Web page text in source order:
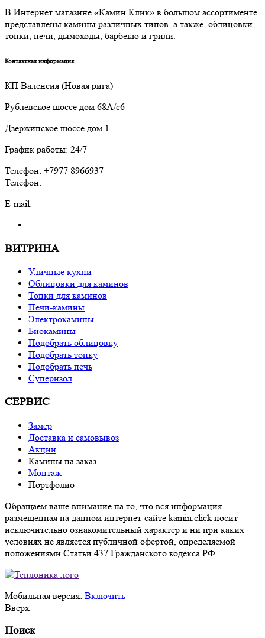
В Интернет магазине «Камин.Клик» в большом ассортименте
представлены камины различных типов, а также, облицовки,
топки, печи, дымоходы, барбекю и грили.
Контактная информация
КП Валенсия (Новая рига)
Рублевское шоссе дом 68А/с6
Дзержинское шоссе дом 1
График работы: 24/7
Телефон: +7977 8966937
Телефон:
E-mail:
ВИТРИНА
Уличные кухни
Облицовки для каминов
Топки для каминов
Печи-камины
Электрокамины
Биокамины
Подобрать облицовку
Подобрать топку
Подобрать печь
Суперизол
СЕРВИС
Замер
Доставка и самовывоз
Акции
Камины на заказ
Монтаж
Портфолио
Обращаем ваше внимание на то, что вся информация
размещенная на данном интернет-сайте kamin.click носит
исключительно ознакомительный характер и ни при каких
условиях не является публичной офертой, определяемой
положениями Статьи 437 Гражданского кодекса РФ.
Мобильная версия: Включить
Вверх
Поиск